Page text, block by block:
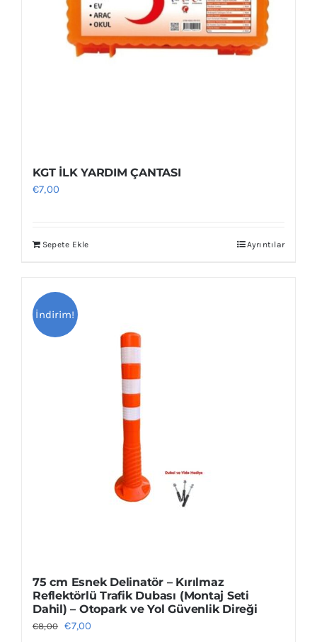
KGT İLK YARDIM ÇANTASI
€7,00
Sepete Ekle Ayrıntılar
İndirim!
75 cm Esnek Delinatör – Kırılmaz
Reflektörlü Trafik Dubası (Montaj Seti
Dahil) – Otopark ve Yol Güvenlik Direği
€8,00 Orijinal
€7,00